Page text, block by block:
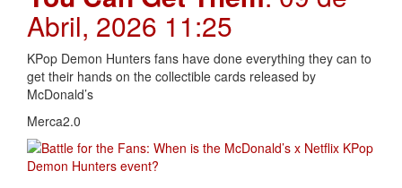
Abril, 2026 11:25
KPop Demon Hunters fans have done everything they can to
get their hands on the collectible cards released by
McDonald’s
Merca2.0